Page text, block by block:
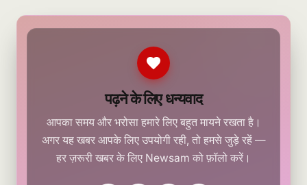
पढ़ने के लिए धन्यवाद
आपका समय और भरोसा हमारे लिए बहुत मायने रखता है।
अगर यह खबर आपके लिए उपयोगी रही, तो हमसे जुड़े रहें —
हर ज़रूरी खबर के लिए Newsam को फ़ॉलो करें।